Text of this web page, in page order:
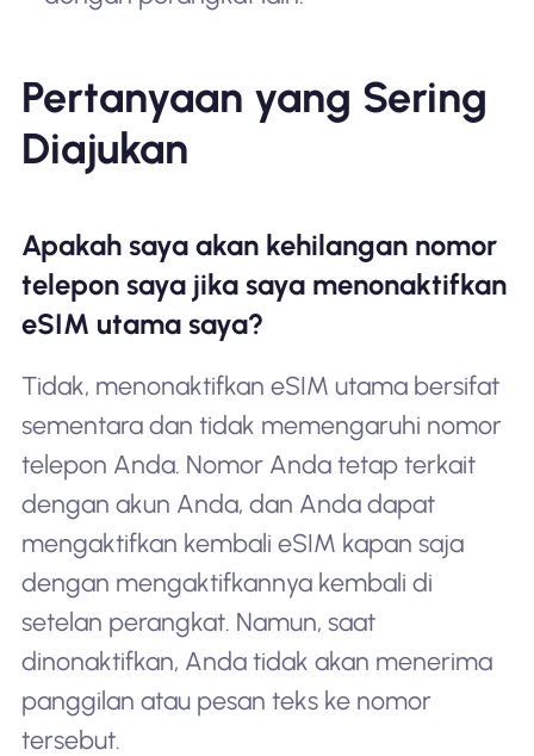
Pertanyaan yang Sering
Diajukan
Apakah saya akan kehilangan nomor
telepon saya jika saya menonaktifkan
eSIM utama saya?
Tidak, menonaktifkan eSIM utama bersifat
sementara dan tidak memengaruhi nomor
telepon Anda. Nomor Anda tetap terkait
dengan akun Anda, dan Anda dapat
mengaktifkan kembali eSIM kapan saja
dengan mengaktifkannya kembali di
setelan perangkat. Namun, saat
dinonaktifkan, Anda tidak akan menerima
panggilan atau pesan teks ke nomor
tersebut.